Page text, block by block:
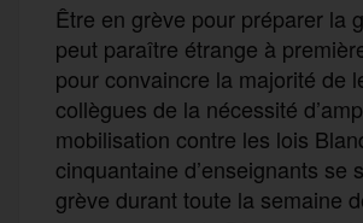
Être en grève pour préparer la
peut paraître étrange à
pour convaincre la majorité de
collègues de la nécessité
mobilisation contre les lois
cinquantaine d’enseignants se
grève durant toute la semaine